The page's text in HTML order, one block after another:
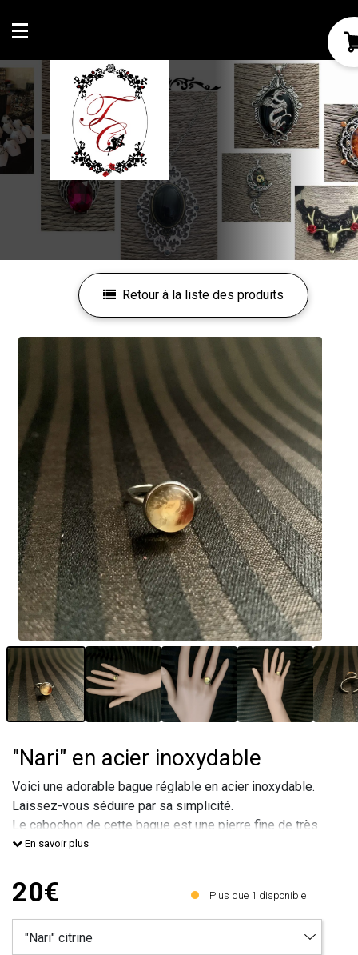
Mon compte
Mes favoris
Retour à la liste des produits
"Nari" en acier inoxydable
Voici une adorable bague réglable en acier inoxydable.
Laissez-vous séduire par sa simplicité.
Le cabochon de cette bague est une pierre fine de très
belle qualité.
Taille de la bague : 52 à 58.
Largeur de l'anneau : 2 mm.
Marque déposée. Copie interdite.
Livraison offerte. Expédition sous 48h.
En savoir plus
20€ Plus que 1 disponible